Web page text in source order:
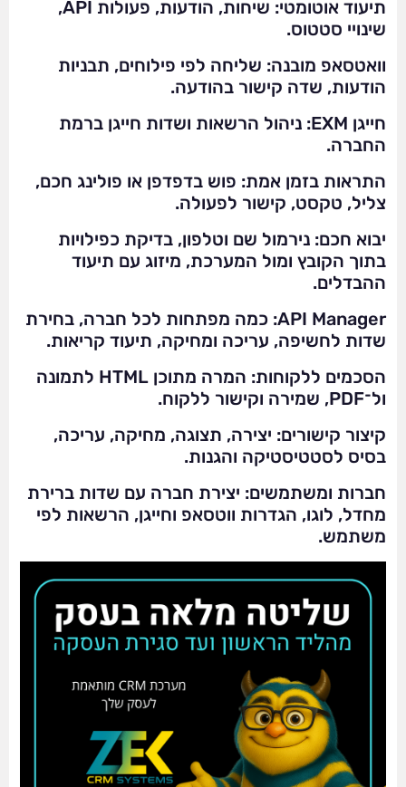
תיעוד אוטומטי: שיחות, הודעות, פעולות API,
שינויי סטטוס.
וואטסאפ מובנה: שליחה לפי פילוחים, תבניות
הודעות, שדה קישור בהודעה.
חייגן EXM: ניהול הרשאות ושדות חייגן ברמת
החברה.
התראות בזמן אמת: פוש בדפדפן או פולינג חכם,
צליל, טקסט, קישור לפעולה.
יבוא חכם: נירמול שם וטלפון, בדיקת כפילויות
בתוך הקובץ ומול המערכת, מיזוג עם תיעוד
ההבדלים.
API Manager: כמה מפתחות לכל חברה, בחירת
שדות לחשיפה, עריכה ומחיקה, תיעוד קריאות.
הסכמים ללקוחות: המרה מתוכן HTML לתמונה
ול־PDF, שמירה וקישור ללקוח.
קיצור קישורים: יצירה, תצוגה, מחיקה, עריכה,
בסיס לסטטיסטיקה והגנות.
חברות ומשתמשים: יצירת חברה עם שדות ברירת
מחדל, לוגו, הגדרות ווטסאפ וחייגן, הרשאות לפי
משתמש.